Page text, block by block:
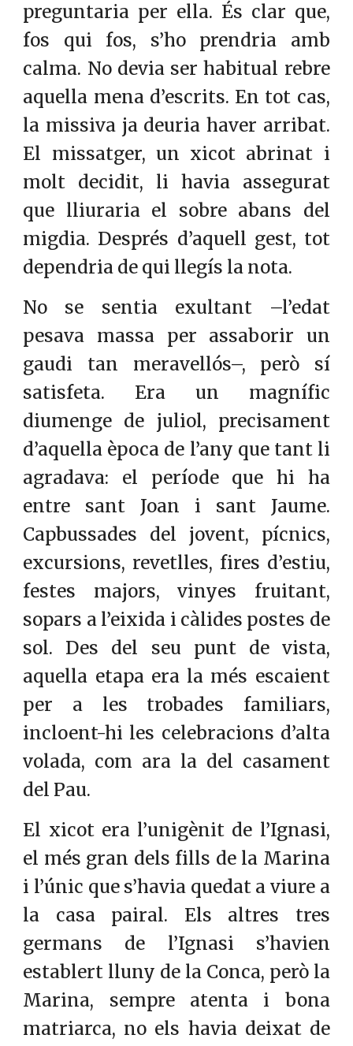
preguntaria per ella. És clar que,
fos qui fos, s’ho prendria amb
calma. No devia ser habitual rebre
aquella mena d’escrits. En tot cas,
la missiva ja deuria haver arribat.
El missatger, un xicot abrinat i
molt decidit, li havia assegurat
que lliuraria el sobre abans del
migdia. Després d’aquell gest, tot
dependria de qui llegís la nota.
No se sentia exultant –l’edat
pesava massa per assaborir un
gaudi tan meravellós–, però sí
satisfeta. Era un magnífic
diumenge de juliol, precisament
d’aquella època de l’any que tant li
agradava: el període que hi ha
entre sant Joan i sant Jaume.
Capbussades del jovent, pícnics,
excursions, revetlles, fires d’estiu,
festes majors, vinyes fruitant,
sopars a l’eixida i càlides postes de
sol. Des del seu punt de vista,
aquella etapa era la més escaient
per a les trobades familiars,
incloent-hi les celebracions d’alta
volada, com ara la del casament
del Pau.
El xicot era l’unigènit de l’Ignasi,
el més gran dels fills de la Marina
i l’únic que s’havia quedat a viure a
la casa pairal. Els altres tres
germans de l’Ignasi s’havien
establert lluny de la Conca, però la
Marina, sempre atenta i bona
matriarca, no els havia deixat de